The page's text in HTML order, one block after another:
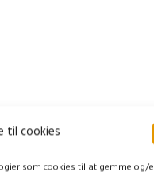
til cookies
som cookies til at gemme og/